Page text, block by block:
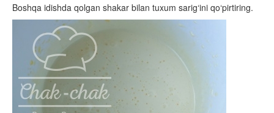
Boshqa idishda qolgan shakar bilan tuxum sarig‘ini qo‘pirtiring.